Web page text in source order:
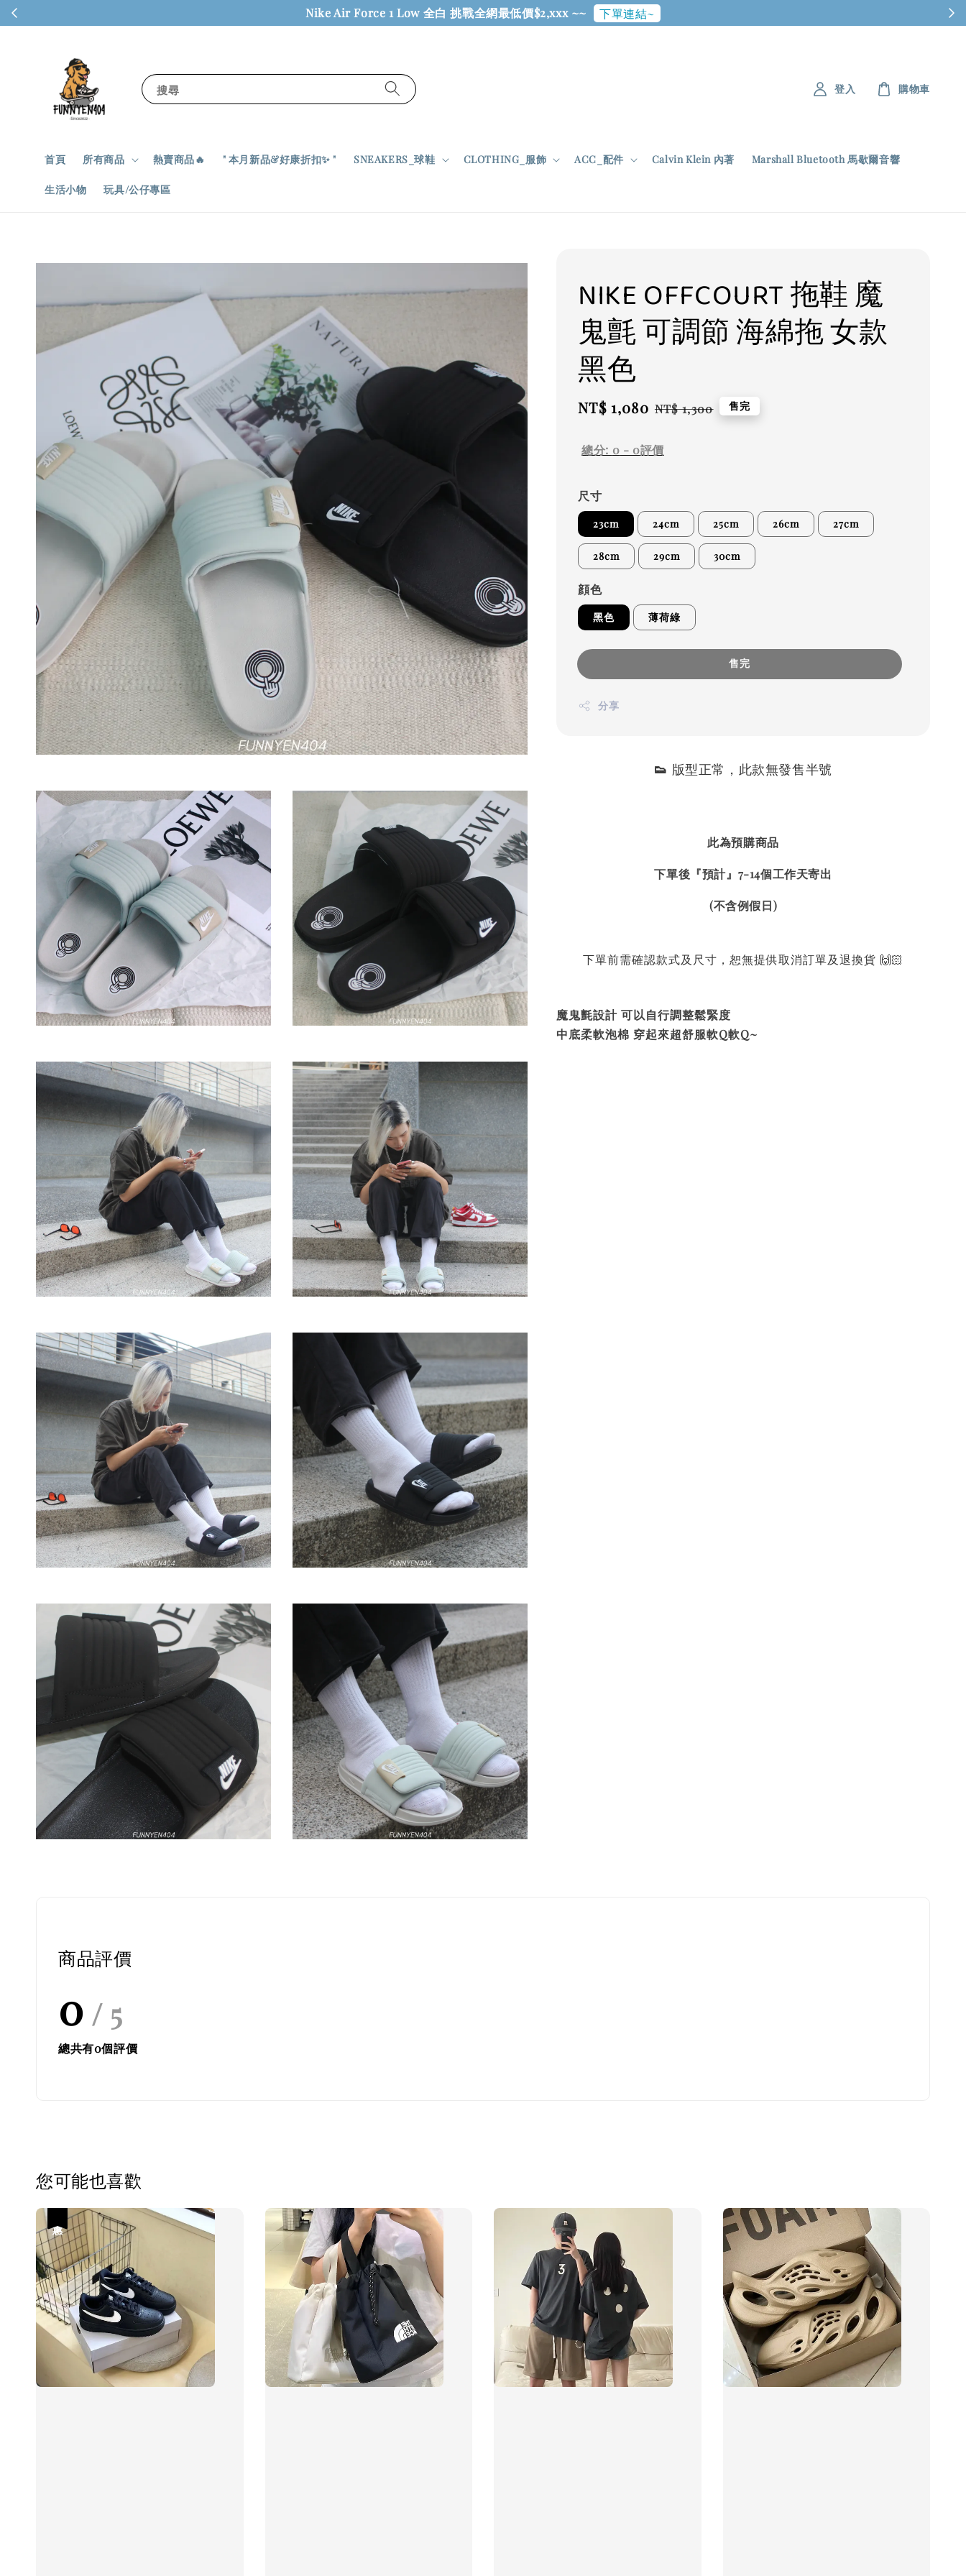
Nike Air Force 1 Low 全白 挑戰全網最低價$2,xxx ~~ 下單連結~
搜尋
首頁 所有商品 熱賣商品🔥 " 本月新品&好康折扣✨ " SNEAKERS_球鞋 CLOTHING_服飾 ACC_配件 Calvin Klein 內著 Marshall Bluetooth 馬歇爾音響
生活小物 玩具/公仔專區
登入 購物車
NIKE OFFCOURT 拖鞋 魔
鬼氈 可調節 海綿拖 女款
黑色
Sale
NT$ 1,080 Regular
NT$ 1,300 售完
總分: 0 - 0評價
尺寸
23cm 24cm 25cm 26cm 27cm
28cm 29cm 30cm
顔色
黑色 薄荷綠
售完
分享
👟 版型正常， 此款無發售半號
此為預購商品
下單後『預計』7-14個工作天寄出
(不含例假日)
下單前需確認款式及尺寸，恕無提供取消訂單及退換貨 🙌🏻
魔鬼氈設計 可以自行調整鬆緊度
中底柔軟泡棉 穿起來超舒服軟Q軟Q~
商品評價
0 / 5
總共有0個評價
您可能也喜歡